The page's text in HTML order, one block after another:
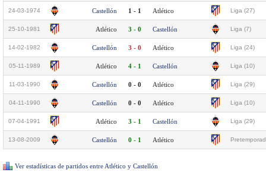
24-03-1974 Castellón 1 - 1 Atlético Liga (27)
25-10-1981 Atlético 3 - 0 Castellón Liga (7)
14-02-1982 Castellón 3 - 0 Atlético Liga (24)
05-11-1989 Atlético 4 - 1 Castellón Liga (10)
11-03-1990 Castellón 0 - 0 Atlético Liga (29)
04-11-1990 Castellón 0 - 0 Atlético Liga (10)
07-04-1991 Atlético 3 - 1 Castellón Liga (29)
13-08-2009 Castellón 0 - 1 Atlético
Ver estadísticas de partidos entre Atlético y Castellón